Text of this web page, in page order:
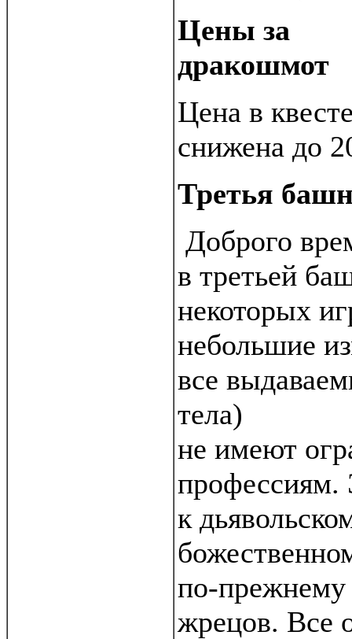
Цены за
дракошмот
Цена в
снижена до
Третья
Доброго
в третьей
некоторых
небольшие
все
тела)
не имеют
профессиям.
к
по-прежнему
жрецов. Все